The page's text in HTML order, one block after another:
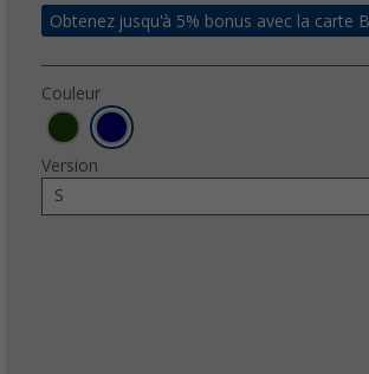
Obtenez jusqu'à 5% bonus avec la carte
Couleur
Version
S